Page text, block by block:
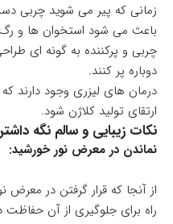
زمانی که پیر می شوید چربی
باعث می شود استخوان ها و رگ
چربی و پرکننده به گونه ای
دوباره پر کنند.
درمان های لیزری وجود دارند
ارتقای تولید کلاژن شود.
نکات زیبایی و سالم نگه
نماندن در معرض نور خورشید:
از آنجا که قرار گرفتن در
راه برای جلوگیری از آن حفاظت